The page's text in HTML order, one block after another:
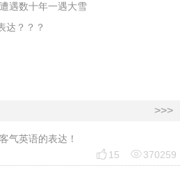
遇数十年一遇大雪
达？？？
>>>
气英语的表达！
 15 370259